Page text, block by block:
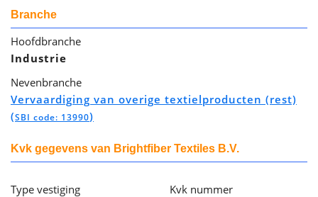
Branche
Hoofdbranche
Industrie
Nevenbranche
Vervaardiging van overige textielproducten (rest)
(SBI code: 13990)
Kvk gegevens van Brightfiber Textiles B.V.
Type vestiging
Kvk nummer